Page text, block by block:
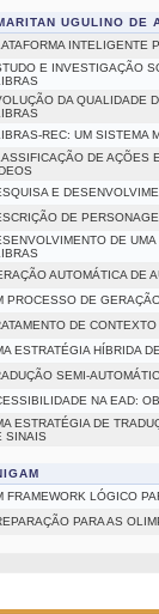
UGULINO DE
INTELIGENTE
E INVESTIGAÇÃO
DA QUALIDADE
REC: UM SISTEMA
DE AÇÕES
E
DE
DE
AUTOMÁTICA DE
PROCESSO DE
DE
ESTRATÉGIA HÍBRIDA
SEMI-
NA EAD:
ESTRATÉGIA DE
SINAIS
FRAMEWORK LÓGICO
PARA AS